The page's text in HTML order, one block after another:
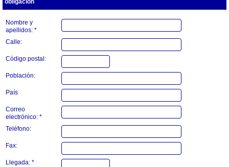
obligación
Nombre y
apellidos: *
Calle:
Código postal:
Población:
País
Correo
electrónico: *
Teléfono:
Fax:
Llegada: *